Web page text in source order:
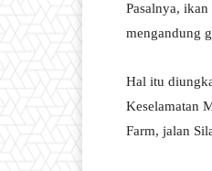
Pasalnya,
mengandung
Hal itu
Keselamatan
Farm, jalan